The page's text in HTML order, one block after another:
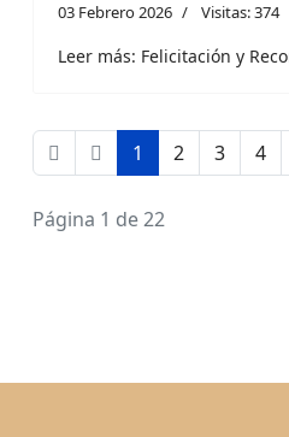
03 Febrero 2026 Visitas: 374
Leer más: Felicitación y
1 2 3 4
Página 1 de 22